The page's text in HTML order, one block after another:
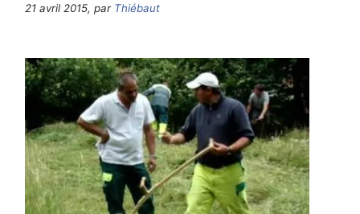
21 avril 2015, par Thiébaut